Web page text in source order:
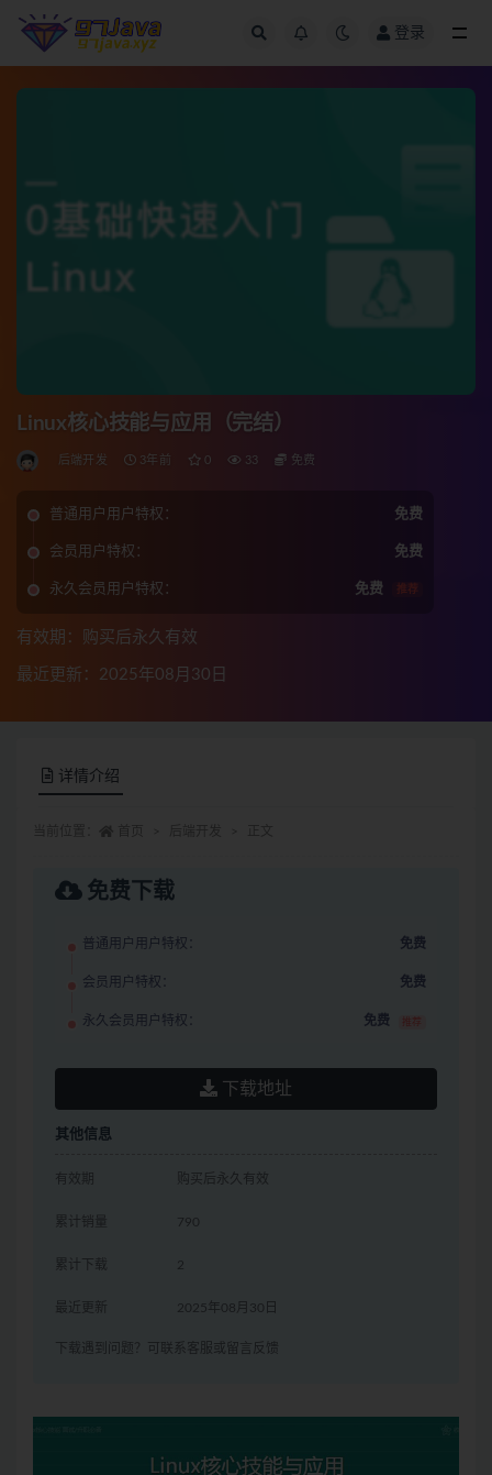
登录
Linux核心技能与应用（完结）
后端开发 3年前 0 33 免费
普通用户用户特权： 免费
会员用户特权： 免费
永久会员用户特权： 免费 推荐
有效期：购买后永久有效
最近更新：2025年08月30日
详情介绍
免费下载
普通用户用户特权： 免费
会员用户特权： 免费
永久会员用户特权： 免费 推荐
下载地址
其他信息
有效期 购买后永久有效
累计销量 790
累计下载 2
最近更新 2025年08月30日
下载遇到问题？可联系客服或留言反馈